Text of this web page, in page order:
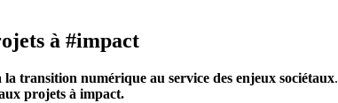
à #impact
transition numérique au service des enjeux sociétaux.
projets à impact.